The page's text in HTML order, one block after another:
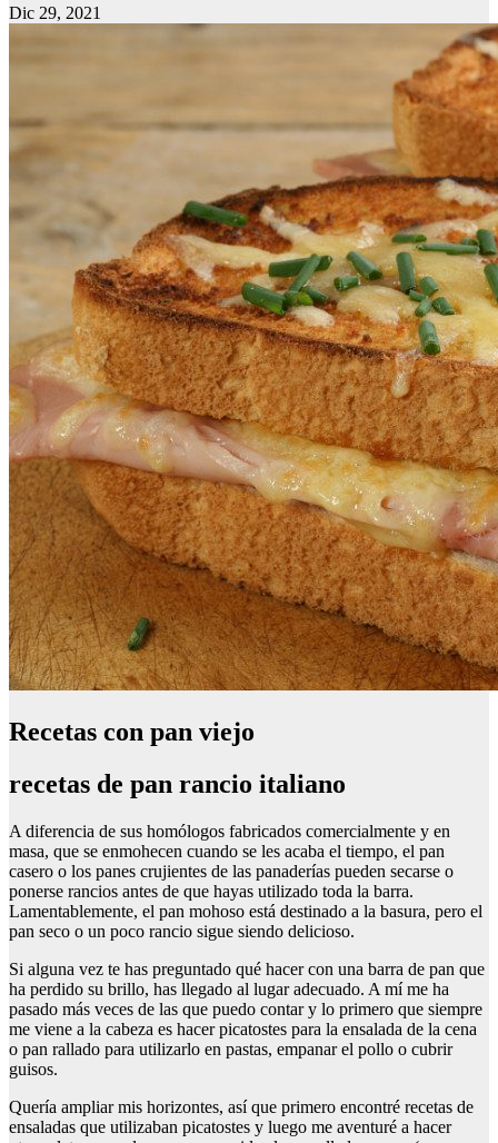
Dic 29, 2021
Recetas con pan viejo
recetas de pan rancio italiano
A diferencia de sus homólogos fabricados comercialmente y en
masa, que se enmohecen cuando se les acaba el tiempo, el pan
casero o los panes crujientes de las panaderías pueden secarse o
ponerse rancios antes de que hayas utilizado toda la barra.
Lamentablemente, el pan mohoso está destinado a la basura, pero el
pan seco o un poco rancio sigue siendo delicioso.
Si alguna vez te has preguntado qué hacer con una barra de pan que
ha perdido su brillo, has llegado al lugar adecuado. A mí me ha
pasado más veces de las que puedo contar y lo primero que siempre
me viene a la cabeza es hacer picatostes para la ensalada de la cena
o pan rallado para utilizarlo en pastas, empanar el pollo o cubrir
guisos.
Quería ampliar mis horizontes, así que primero encontré recetas de
ensaladas que utilizaban picatostes y luego me aventuré a hacer